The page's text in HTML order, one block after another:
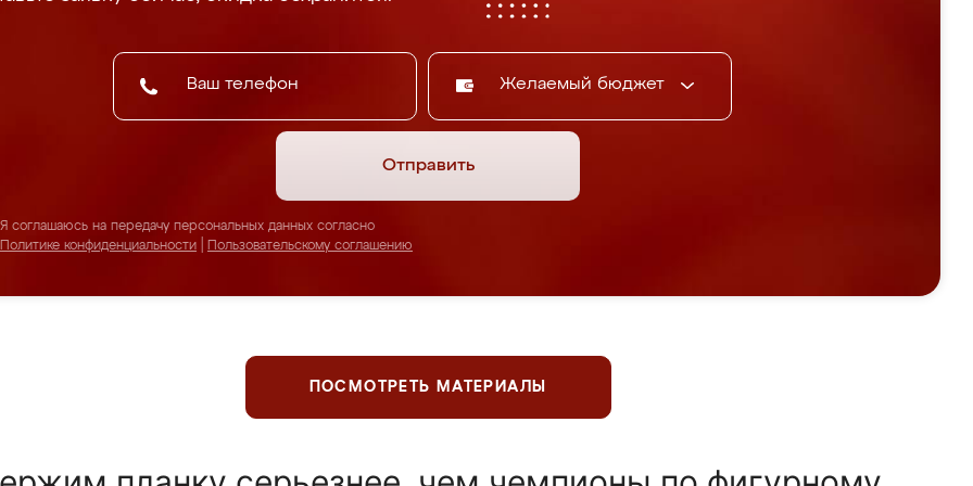
Желаемый бюджет
Отправить
Я соглашаюсь на передачу персональных данных согласно
Политике конфиденциальности
Пользовательскому соглашению
ПОСМОТРЕТЬ МАТЕРИАЛЫ